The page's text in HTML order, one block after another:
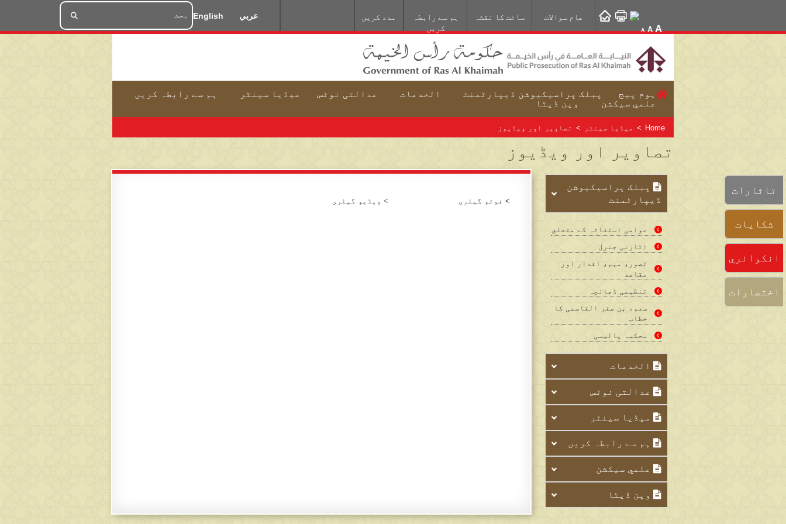
تاثارات
شكايات
انكوائري
اختصارات
عربي English مدد کریں
ہم سے رابطہ
کریں
سائٹ کا نقشہ عام سوالات
A A A
ہوم پیج پبلک پراسیکیوشن ڈيپارٹمنٹ الخدمات عدالتی نوٹس میڈیا سینٹر
ہم سے رابطہ کریں
علمي سيکشن
وپن ڈیٹا
Home
> میڈیا سینٹر > تصاویر اور ویڈیوز
تصاویر اور ویڈیوز
پبلک پراسیکیوشن
ڈيپارٹمنٹ
عوامی استغاثہ کے متعلق
اٹارنی جنرل
تصور، مہم، اقدار اور
مقاصد
تنظیمی ڈھانچہ
سعود بن صقر القاسمی کا
خطاب
محکمہ پالیسی
الخدمات
عدالتی نوٹس
میڈیا سینٹر
ہم سے رابطہ کریں
علمي سيکشن
وپن ڈیٹا
> فوٹو گیلری > ویڈیو گیلری